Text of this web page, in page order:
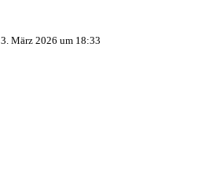
3. März 2026 um 18:33